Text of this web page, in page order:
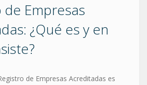
de Empresas
¿Qué es y en
de Empresas Acreditadas es